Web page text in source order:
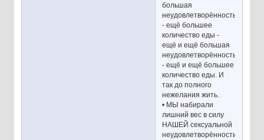
большая
неудовлетворённость
- ещё большее
количество еды -
ещё и ещё большая
неудовлетворённость
- ещё и ещё большее
количество еды. И
так до полного
нежелания жить.
• МЫ набирали
лишний вес в силу
НАШЕЙ сексуальной
неудовлетворённости